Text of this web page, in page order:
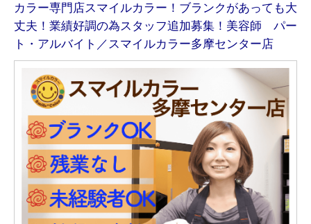
カラー専門店スマイルカラー！ブランクがあっても大
丈夫！業績好調の為スタッフ追加募集！美容師 パー
ト・アルバイト／スマイルカラー多摩センター店